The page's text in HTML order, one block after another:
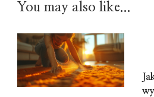
You may also like...